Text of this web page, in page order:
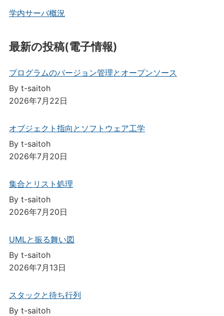
学内サーバ概況
最新の投稿(電子情報)
プログラムのバージョン管理とオープンソース
By t-saitoh
2026年7月22日
オブジェクト指向とソフトウェア工学
By t-saitoh
2026年7月20日
集合とリスト処理
By t-saitoh
2026年7月20日
UMLと振る舞い図
By t-saitoh
2026年7月13日
スタックと待ち行列
By t-saitoh